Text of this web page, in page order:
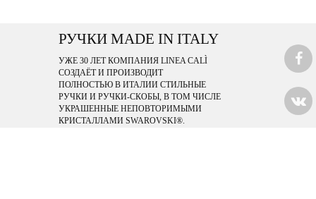
РУЧКИ MADE IN ITALY
УЖЕ 30 ЛЕТ КОМПАНИЯ LINEA CALÌ
СОЗДАЁТ И ПРОИЗВОДИТ
ПОЛНОСТЬЮ В ИТАЛИИ СТИЛЬНЫЕ
РУЧКИ И РУЧКИ-СКОБЫ, В ТОМ ЧИСЛЕ
УКРАШЕННЫЕ НЕПОВТОРИМЫМИ
КРИСТАЛЛАМИ SWAROVSKI®.